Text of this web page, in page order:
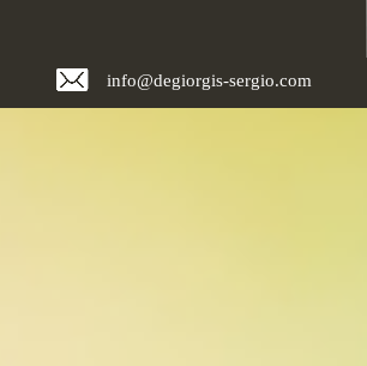
info@degiorgis-sergio.com